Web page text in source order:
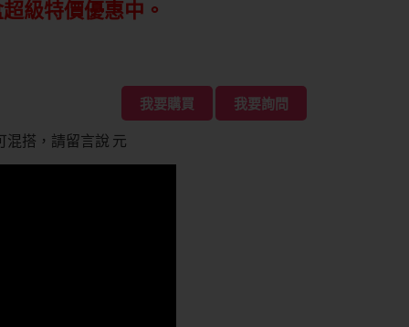
級特價優惠中。
我要購買 我要詢問
混搭，請留言說 元